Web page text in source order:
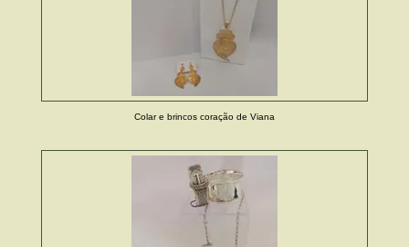
Colar e brincos coração de Viana